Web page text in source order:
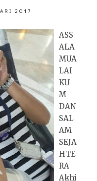
2017
ASS
ALA
MUA
LAI
KU
M
DAN
SAL
AM
SEJA
HTE
RA
Akhi